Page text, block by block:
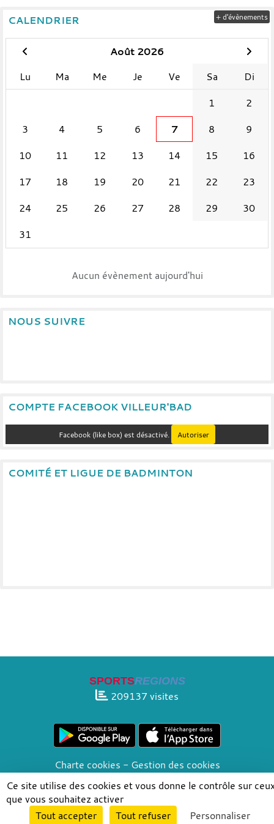
CALENDRIER
Août 2026
Lu
Ma Me Je Ve Sa
Di
1
2
3
4 5 6 7 8
9
10
11 12 13 14 15
16
17
18 19 20 21 22
23
24
25 26 27 28 29
30
31
Aucun évènement aujourd'hui
+ d'évènements
NOUS SUIVRE
COMPTE FACEBOOK VILLEUR'BAD
Facebook (like box) est désactivé. Autoriser
COMITÉ ET LIGUE DE BADMINTON
SPORTSREGIONS
209137visites
Charte cookies
Gestion des cookies
Envie de participer ? Connexion
Ce site utilise des cookies et vous donne le contrôle sur
que vous souhaitez activer
Tout accepter
Tout refuser Personnaliser